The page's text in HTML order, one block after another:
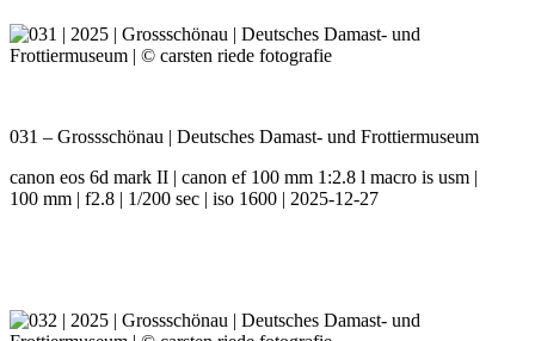
031 – Grossschönau | Deutsches Damast- und Frottiermuseum
canon eos 6d mark II | canon ef 100 mm 1:2.8 l macro is usm |
100 mm | f2.8 | 1/200 sec | iso 1600 | 2025-12-27